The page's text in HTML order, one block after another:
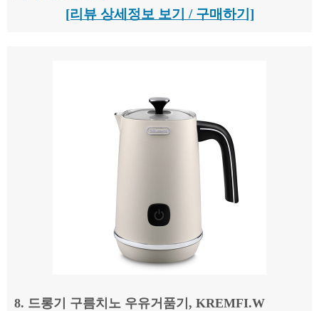
[리뷰 상세정보 보기 / 구매하기]
8. 드롱기 구름치노 우유거품기, KREMFI.W